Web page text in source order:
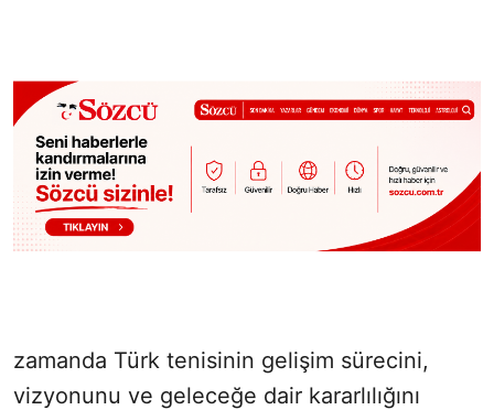
zamanda Türk tenisinin gelişim sürecini,
vizyonunu ve geleceğe dair kararlılığını